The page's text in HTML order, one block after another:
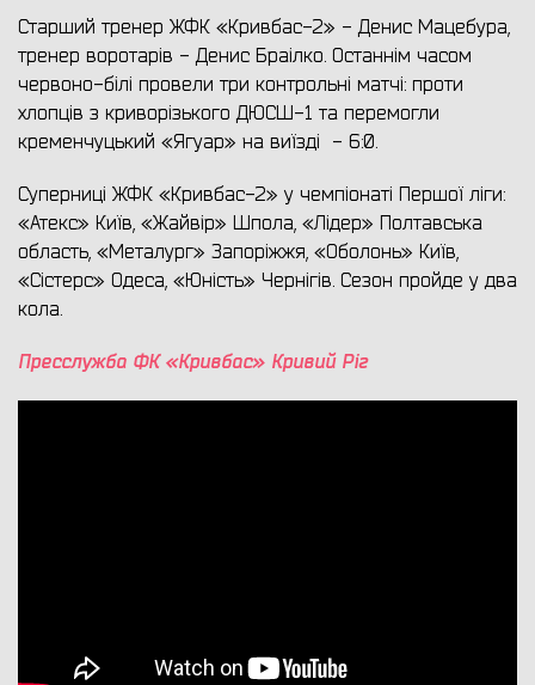
Старший тренер ЖФК «Кривбас-2» - Денис Мацебура,
тренер воротарів - Денис Браілко. Останнім часом
червоно-білі провели три контрольні матчі: проти
хлопців з криворізького ДЮСШ-1 та перемогли
кременчуцький «Ягуар» на виїзді - 6:0.
Суперниці ЖФК «Кривбас-2» у чемпіонаті Першої ліги:
«Атекс» Київ, «Жайвір» Шпола, «Лідер» Полтавська
область, «Металург» Запоріжжя, «Оболонь» Київ,
«Сістерс» Одеса, «Юність» Чернігів. Сезон пройде у два
кола.
Пресслужба ФК «Кривбас» Кривий Ріг